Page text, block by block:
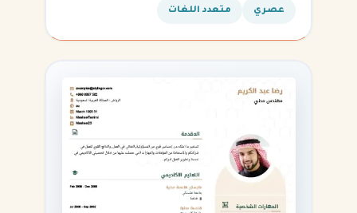
القادمة.
عصري متعدد اللغات